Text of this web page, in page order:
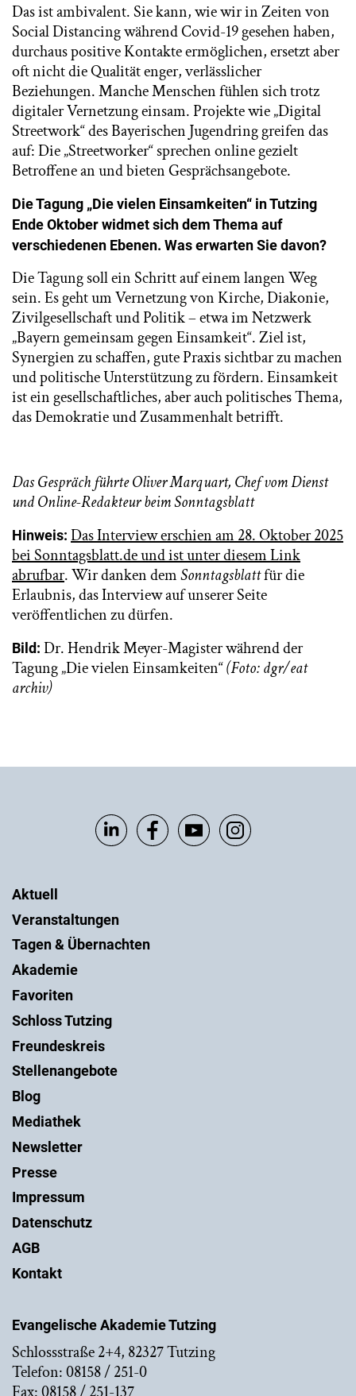
Das ist ambivalent. Sie kann, wie wir in Zeiten von
Social Distancing während Covid-19 gesehen haben,
durchaus positive Kontakte ermöglichen, ersetzt aber
oft nicht die Qualität enger, verlässlicher
Beziehungen. Manche Menschen fühlen sich trotz
digitaler Vernetzung einsam. Projekte wie „Digital
Streetwork“ des Bayerischen Jugendring greifen das
auf: Die „Streetworker“ sprechen online gezielt
Betroffene an und bieten Gesprächsangebote.
Die Tagung „Die vielen Einsamkeiten“ in Tutzing
Ende Oktober widmet sich dem Thema auf
verschiedenen Ebenen. Was erwarten Sie davon?
Die Tagung soll ein Schritt auf einem langen Weg
sein. Es geht um Vernetzung von Kirche, Diakonie,
Zivilgesellschaft und Politik – etwa im Netzwerk
„Bayern gemeinsam gegen Einsamkeit“. Ziel ist,
Synergien zu schaffen, gute Praxis sichtbar zu machen
und politische Unterstützung zu fördern. Einsamkeit
ist ein gesellschaftliches, aber auch politisches Thema,
das Demokratie und Zusammenhalt betrifft.
Das Gespräch führte Oliver Marquart, Chef vom Dienst
und Online-Redakteur beim Sonntagsblatt
Hinweis: Das Interview erschien am 28. Oktober 2025
bei Sonntagsblatt.de und ist unter diesem Link
abrufbar. Wir danken demSonntagsblattfür die
Erlaubnis, das Interview auf unserer Seite
veröffentlichen zu dürfen.
Bild: Dr. Hendrik Meyer-Magister während der
Tagung „Die vielen Einsamkeiten“(Foto: dgr/eat
archiv)
Evangelische Akademie Tutzing
Schlossstraße 2+4, 82327 Tutzing
Telefon: 08158 / 251-0
Fax: 08158 / 251-137
Aktuell
Veranstaltungen
Tagen & Übernachten
Akademie
Favoriten
Schloss Tutzing
Freundeskreis
Stellenangebote
Blog
Mediathek
Newsletter
Presse
Impressum
Datenschutz
AGB
Kontakt